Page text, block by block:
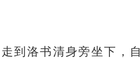
到洛书清身旁坐下，